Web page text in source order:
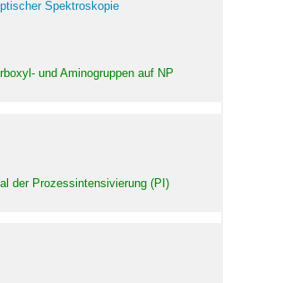
Spektroskopie
und Aminogruppen auf NP
der Prozessintensivierung (PI)